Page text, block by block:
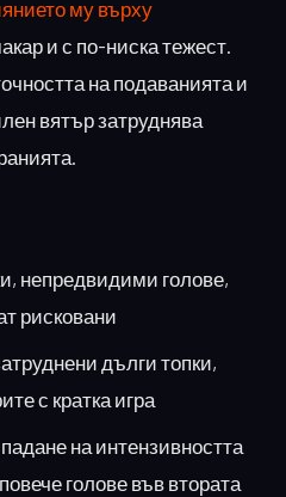
му върху
и с по-ниска тежест.
на подаванията и
вятър затруднява
непредвидими голове,
рисковани
дълги топки,
с кратка игра
на интензивността
голове във втората